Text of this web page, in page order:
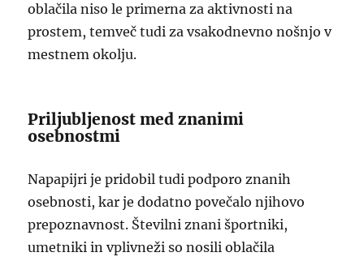
oblačila niso le primerna za aktivnosti na
prostem, temveč tudi za vsakodnevno nošnjo v
mestnem okolju.
Priljubljenost med znanimi
osebnostmi
Napapijri je pridobil tudi podporo znanih
osebnosti, kar je dodatno povečalo njihovo
prepoznavnost. Številni znani športniki,
umetniki in vplivneži so nosili oblačila